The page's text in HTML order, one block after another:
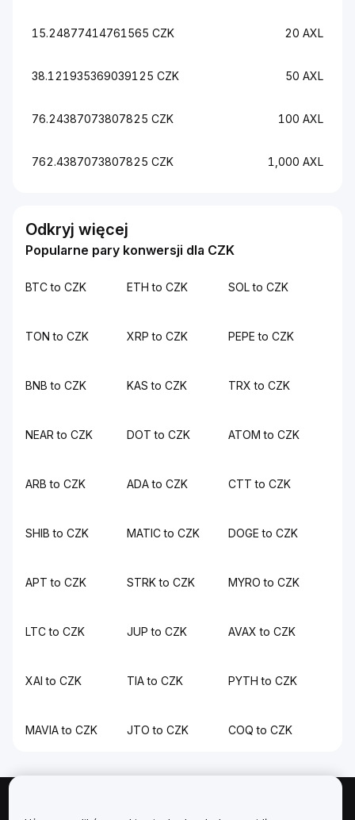
15.24877414761565 CZK 20 AXL
38.121935369039125 CZK 50 AXL
76.24387073807825 CZK 100 AXL
762.4387073807825 CZK 1,000 AXL
Odkryj więcej
Popularne pary konwersji dla CZK
BTC to CZK ETH to CZK SOL to CZK
TON to CZK XRP to CZK PEPE to CZK
BNB to CZK KAS to CZK TRX to CZK
NEAR to CZK DOT to CZK ATOM to CZK
ARB to CZK ADA to CZK CTT to CZK
SHIB to CZK MATIC to CZK DOGE to CZK
APT to CZK STRK to CZK MYRO to CZK
LTC to CZK JUP to CZK AVAX to CZK
XAI to CZK TIA to CZK PYTH to CZK
MAVIA to CZK JTO to CZK COQ to CZK
Informacje